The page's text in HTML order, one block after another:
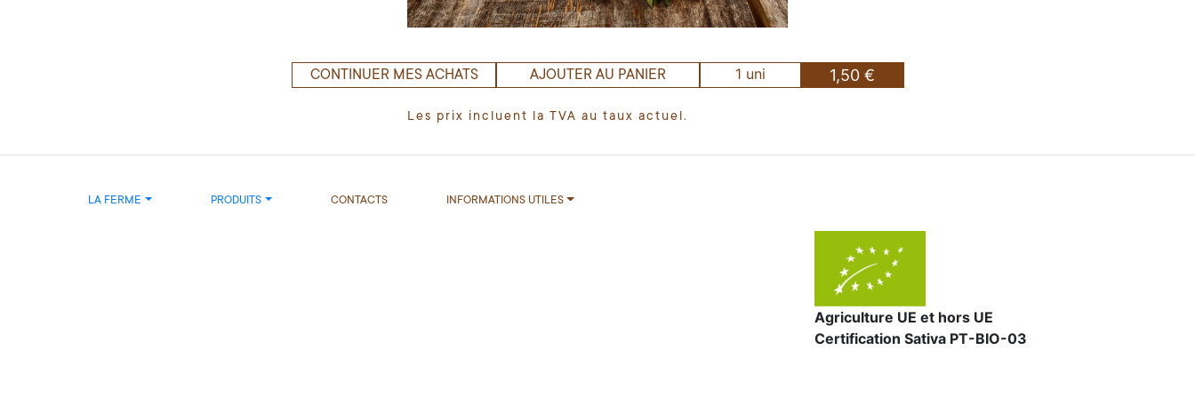
CONTINUER MES ACHATS AJOUTER AU PANIER 1 uni 1,50 €
Les prix incluent la TVA au taux actuel.
LA FERME PRODUITS CONTACTS INFORMATIONS UTILES
Agriculture UE et hors UE
Certification Sativa PT-BIO-03